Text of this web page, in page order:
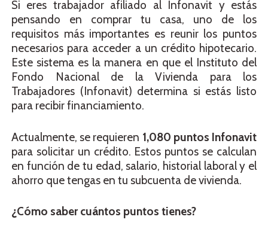
Si eres trabajador afiliado al Infonavit y estás
pensando en comprar tu casa, uno de los
requisitos más importantes es reunir los puntos
necesarios para acceder a un crédito hipotecario.
Este sistema es la manera en que el Instituto del
Fondo Nacional de la Vivienda para los
Trabajadores (Infonavit) determina si estás listo
para recibir financiamiento.
Actualmente, se requieren 1,080 puntos Infonavit
para solicitar un crédito. Estos puntos se calculan
en función de tu edad, salario, historial laboral y el
ahorro que tengas en tu subcuenta de vivienda.
¿Cómo saber cuántos puntos tienes?